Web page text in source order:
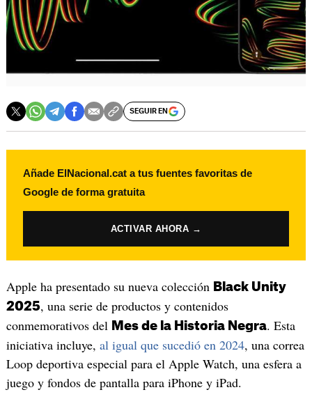
SEGUIR EN
Añade ElNacional.cat a tus fuentes favoritas de
Google de forma gratuita
ACTIVAR AHORA →
Apple ha presentado su nueva colección Black Unity
2025, una serie de productos y contenidos
conmemorativos del Mes de la Historia Negra. Esta
iniciativa incluye, al igual que sucedió en 2024, una correa
Loop deportiva especial para el Apple Watch, una esfera a
juego y fondos de pantalla para iPhone y iPad.